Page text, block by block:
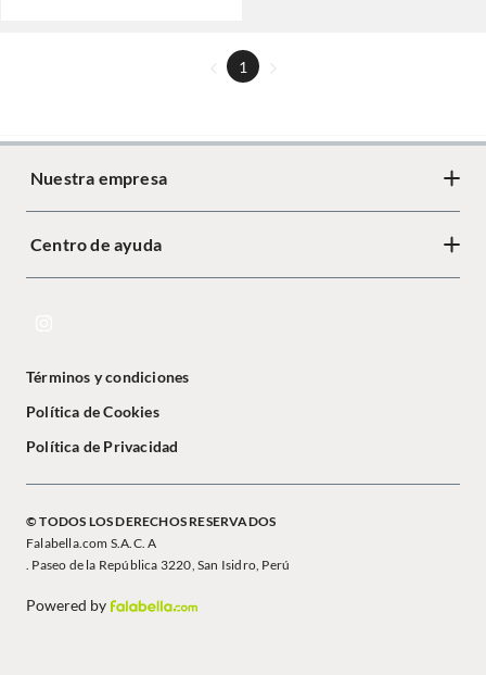
1
Nuestra empresa
Centro de ayuda
Términos y condiciones
Política de Cookies
Política de Privacidad
© TODOS LOS DERECHOS RESERVADOS
Falabella.com S.A.C. A
. Paseo de la República 3220, San Isidro, Perú
Powered by